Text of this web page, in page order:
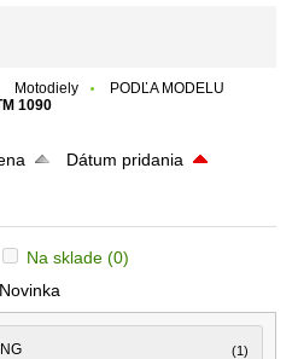
Motodiely
PODĽA MODELU
1090
Dátum pridania
Na sklade (0)
Novinka
(1)